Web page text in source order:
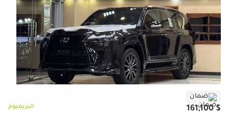
ضمان
$ 161,100 البريميوم